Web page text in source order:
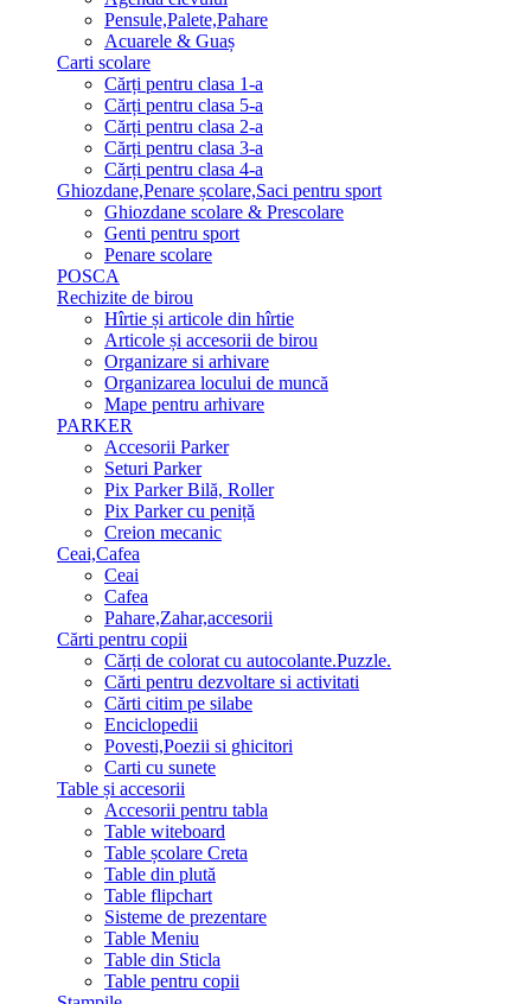
Pensule,Palete,Pahare
Acuarele & Guaș
Carti scolare
Cărți pentru clasa 1-a
Cărți pentru clasa 5-a
Cărți pentru clasa 2-a
Cărți pentru clasa 3-a
Cărți pentru clasa 4-a
Ghiozdane,Penare școlare,Saci pentru sport
Ghiozdane scolare & Prescolare
Genti pentru sport
Penare scolare
POSCA
Rechizite de birou
Hîrtie și articole din hîrtie
Articole și accesorii de birou
Organizare si arhivare
Organizarea locului de muncă
Mape pentru arhivare
PARKER
Accesorii Parker
Seturi Parker
Pix Parker Bilă, Roller
Pix Parker cu peniță
Creion mecanic
Ceai,Cafea
Ceai
Cafea
Pahare,Zahar,accesorii
Cărti pentru copii
Cărți de colorat cu autocolante.Puzzle.
Сărti pentru dezvoltare si activitati
Cărti citim pe silabe
Enciclopedii
Povesti,Poezii si ghicitori
Carti cu sunete
Table și accesorii
Accesorii pentru tabla
Table witeboard
Table școlare Creta
Table din plută
Table flipchart
Sisteme de prezentare
Table Meniu
Table din Sticla
Table pentru copii